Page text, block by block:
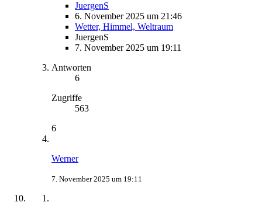
JuergenS
6. November 2025 um 21:46
Wetter, Himmel, Weltraum
JuergenS
7. November 2025 um 19:11
Antworten
6
Zugriffe
563
6
Werner
7. November 2025 um 19:11